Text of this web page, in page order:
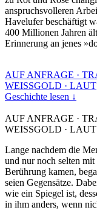
anspruchsvolleren
Havelufer beschäftigt
400 Millionen Jahren
Erinnerung an jenes
AUF ANFRAGE ·
WEISSGOLD · LAUT
Geschichte lesen ↓
AUF ANFRAGE ·
WEISSGOLD · LAUT
Lange nachdem die
und nur noch selten
Berührung kamen,
seien Gegensätze.
wie ein Spiegel ist,
in ihm anders, wenn